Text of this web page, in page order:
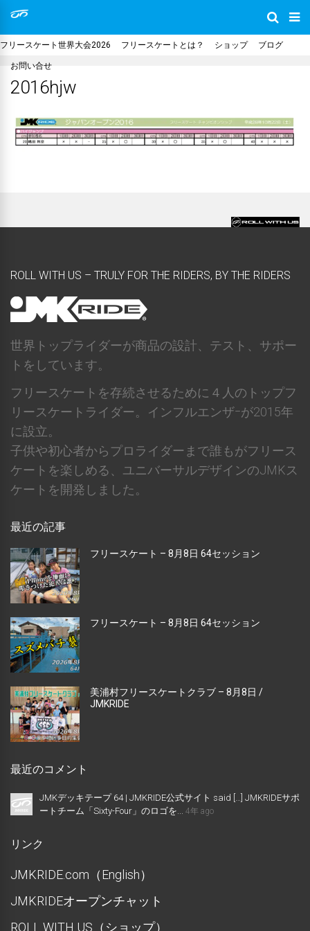
フリースケート世界大会2026 フリースケートとは？ ショップ ブログ
お問い合せ
2016hjw
ROLL WITH US – TRULY FOR THE RIDERS, BY THE RIDERS
世界トップライダーが商品の設計、テスト、サポー
トをしています。
フリースケートを存続させるために４人のトップフ
リースケートライダー。インフルエンザｰが2015年
に設立。
子供や初心者からプロライダーまで誰もがフリース
ケートを楽しめる、ユニバーサルデザインのJMKス
ケートを開発しました。
最近の記事
フリースケート – 8月8日 64セッション
フリースケート – 8月8日 64セッション
美浦村フリースケートクラブ – 8月8日 /
JMKRIDE
最近のコメント
JMKデッキテープ 64 | JMKRIDE公式サイト said […] JMKRIDEサポ
ートチーム「Sixty-Four」のロゴを... 4年 ago
リンク
JMKRIDE.com（English）
JMKRIDEオープンチャット
ROLL WITH US（ショップ）